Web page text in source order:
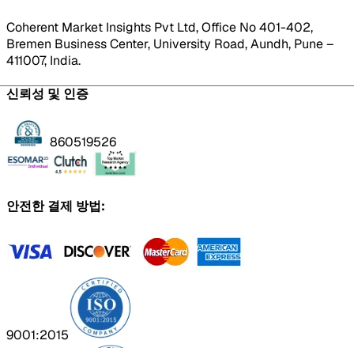
Coherent Market Insights Pvt Ltd, Office No 401-402,
Bremen Business Center, University Road, Aundh, Pune –
411007, India.
신뢰성 및 인증
860519526
안전한 결제 방법:
9001:2015